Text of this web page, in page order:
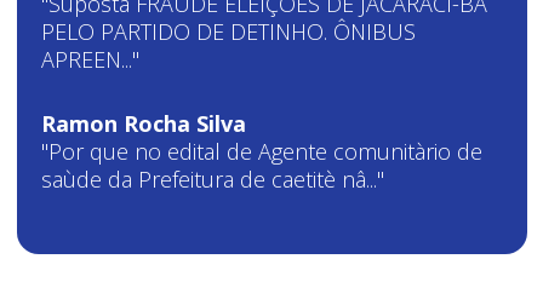
PELO PARTIDO DE DETINHO. ÔNIBUS
APREEN..."
Ramon Rocha Silva
"Por que no edital de Agente comunitàrio de
saùde da Prefeitura de caetitè nâ..."